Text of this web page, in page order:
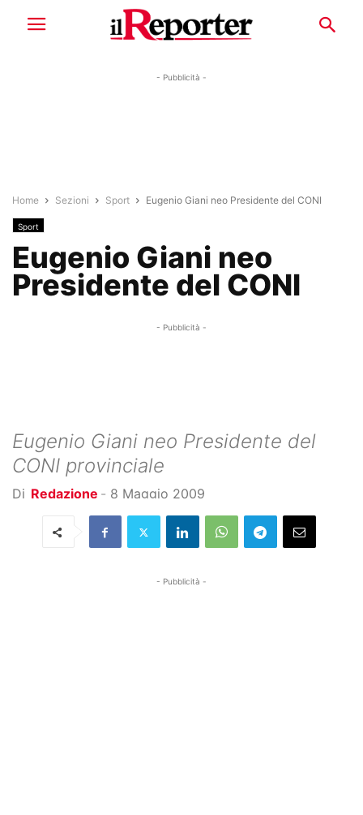
- Pubblicità -
Home Sezioni Sport Eugenio Giani neo Presidente del CONI
Sport
Eugenio Giani neo
Presidente del CONI
- Pubblicità -
Eugenio Giani neo Presidente del
CONI provinciale
Di Redazione - 8 Maggio 2009
- Pubblicità -